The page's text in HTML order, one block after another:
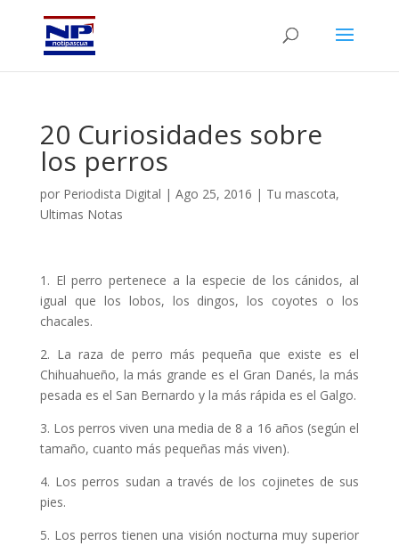
20 Curiosidades sobre
los perros
por Periodista Digital | Ago 25, 2016 | Tu mascota,
Ultimas Notas
1. El perro pertenece a la especie de los cánidos, al
igual que los lobos, los dingos, los coyotes o los
chacales.
2. La raza de perro más pequeña que existe es el
Chihuahueño, la más grande es el Gran Danés, la más
pesada es el San Bernardo y la más rápida es el Galgo.
3. Los perros viven una media de 8 a 16 años (según el
tamaño, cuanto más pequeñas más viven).
4. Los perros sudan a través de los cojinetes de sus
pies.
5. Los perros tienen una visión nocturna muy superior